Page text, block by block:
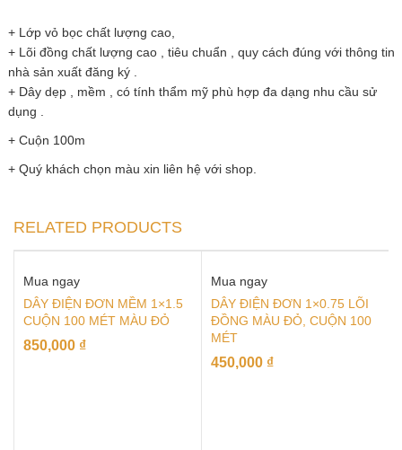
+ Lớp vỏ bọc chất lượng cao,
+ Lõi đồng chất lượng cao , tiêu chuẩn , quy cách đúng với thông tin
nhà sản xuất đăng ký .
+ Dây dẹp , mềm , có tính thẩm mỹ phù hợp đa dạng nhu cầu sử
dụng .
+ Cuộn 100m
+ Quý khách chọn màu xin liên hệ với shop.
RELATED PRODUCTS
Mua ngay
DÂY ĐIỆN ĐƠN MỀM 1×1.5
CUỘN 100 MÉT MÀU ĐỎ
850,000 ₫
Mua ngay
DÂY ĐIỆN ĐƠN 1×0.75 LÕI
ĐỒNG MÀU ĐỎ, CUỘN 100
MÉT
450,000 ₫